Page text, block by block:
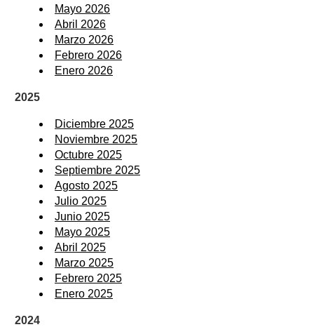
Mayo 2026
Abril 2026
Marzo 2026
Febrero 2026
Enero 2026
2025
Diciembre 2025
Noviembre 2025
Octubre 2025
Septiembre 2025
Agosto 2025
Julio 2025
Junio 2025
Mayo 2025
Abril 2025
Marzo 2025
Febrero 2025
Enero 2025
2024